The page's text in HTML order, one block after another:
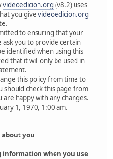
videoedicion.org (v8.2) uses
you give videoedicion.org
to ensuring that your
ask you to provide certain
identified when using this
that it will only be used in
this policy from time to
should check this page from
happy with any changes.
1, 1970, 1:00 am.
you
information when you use